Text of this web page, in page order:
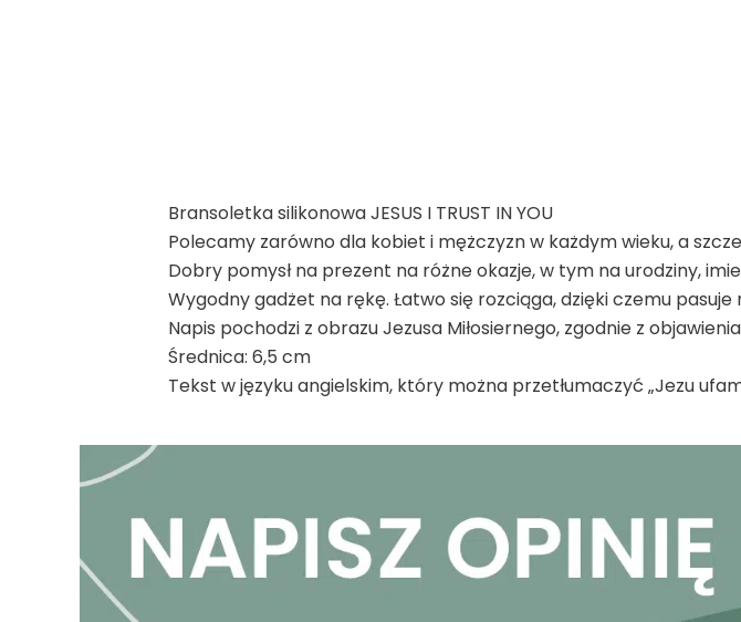
Bransoletka silikonowa JESUS I TRUST IN YOU
Polecamy zarówno dla kobiet i mężczyzn w każdym wieku, a
Dobry pomysł na prezent na różne okazje, w tym na urodziny,
Wygodny gadżet na rękę. Łatwo się rozciąga, dzięki czemu pasuje
Napis pochodzi z obrazu Jezusa Miłosiernego, zgodnie z
Średnica: 6,5 cm
Tekst w języku angielskim, który można przetłumaczyć „Jezu